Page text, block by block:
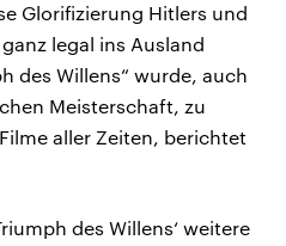
Glorifizierung Hitlers und
legal ins Ausland
des Willens“ wurde, auch
Meisterschaft, zu
aller Zeiten, berichtet
des Willens‘ weitere